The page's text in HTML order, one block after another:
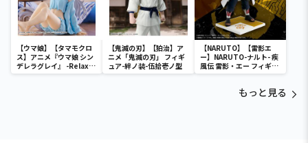
【ウマ娘】【タマモクロ
ス】アニメ『ウマ娘 シン
デレラグレイ』 -Relax
time-タマモクロス
【鬼滅の刃】【狛治】ア
ニメ「鬼滅の刃」 フィギ
ュア-絆ノ装-伍拾壱ノ型
【NARUTO】【雷影エ
ー】NARUTO-ナルト- 疾
風伝 雷影・エー フィギュ
ア～五影集結…!!～
もっと見る